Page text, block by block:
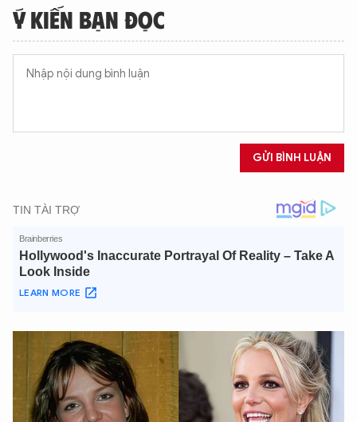
Ý KIẾN BẠN ĐỌC
GỬI BÌNH LUẬN
TÔI LÀ CHATBOT CỦA
Hãy hỏi tôi bất kỳ điều gì bạn cần biết về